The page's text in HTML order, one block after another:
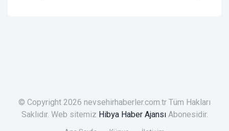
© Copyright 2026 nevsehirhaberler.com.tr Tüm Hakları
Saklıdır. Web sitemiz Hibya Haber AjansıAbonesidir.